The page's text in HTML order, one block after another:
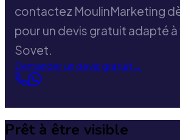
contactez MoulinMarketing
pour un devis gratuit adapté
Sovet.
Demander un devis gratuit→
Prêt à être visible